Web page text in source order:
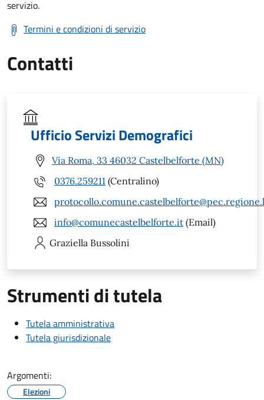
servizio.
Termini e condizioni di servizio
Contatti
Ufficio Servizi Demografici
Via Roma, 33 46032 Castelbelforte (MN)
0376.259211 (Centralino)
info@comunecastelbelforte.it (Email)
Graziella Bussolini
Strumenti di tutela
Tutela amministrativa
Tutela giurisdizionale
Argomenti:
Elezioni